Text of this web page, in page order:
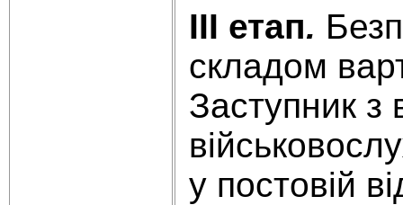
III етап.
складом
Заступник з
у постовій